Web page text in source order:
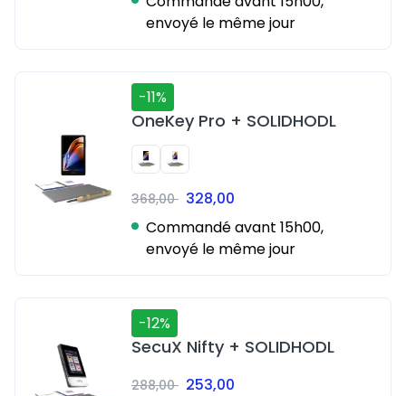
envoyé le même jour
-11%
OneKey Pro + SOLIDHODL
368,00 328,00
Commandé avant 15h00,
envoyé le même jour
-12%
SecuX Nifty + SOLIDHODL
288,00 253,00